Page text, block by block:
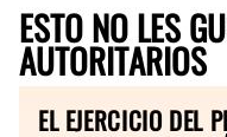
ESTO NO LES
AUTORITARIOS
EL EJERCICIO DEL